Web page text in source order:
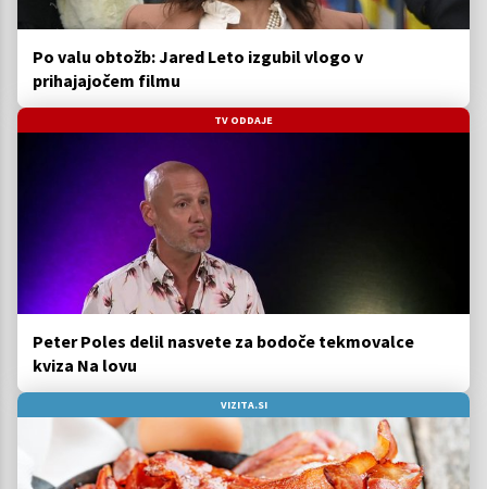
Po valu obtožb: Jared Leto izgubil vlogo v
prihajajočem filmu
TV ODDAJE
Peter Poles delil nasvete za bodoče tekmovalce
kviza Na lovu
VIZITA.SI